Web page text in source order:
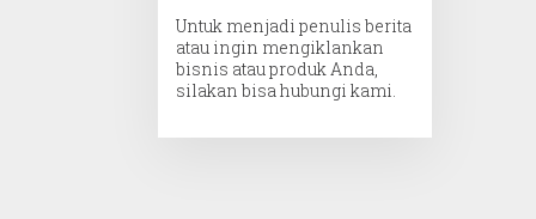
Untuk menjadi penulis berita
atau ingin mengiklankan
bisnis atau produk Anda,
silakan bisa hubungi kami.